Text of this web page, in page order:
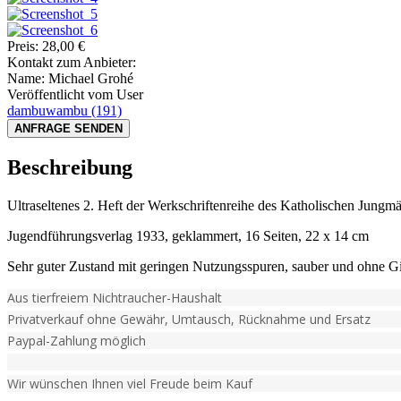
Preis: 28,00 €
Kontakt zum Anbieter:
Name: Michael Grohé
Veröffentlicht vom User
dambuwambu (191)
ANFRAGE SENDEN
Beschreibung
Ultraseltenes 2. Heft der Werkschriftenreihe des Katholischen
Jugendführungsverlag 1933, geklammert, 16 Seiten, 22 x 14 cm
Sehr guter Zustand mit geringen Nutzungsspuren, sauber und ohne
Aus tierfreiem Nichtraucher-Haushalt
Privatverkauf ohne Gewähr, Umtausch, Rücknahme und Ersatz
Paypal-Zahlung möglich
Wir wünschen Ihnen viel Freude beim Kauf